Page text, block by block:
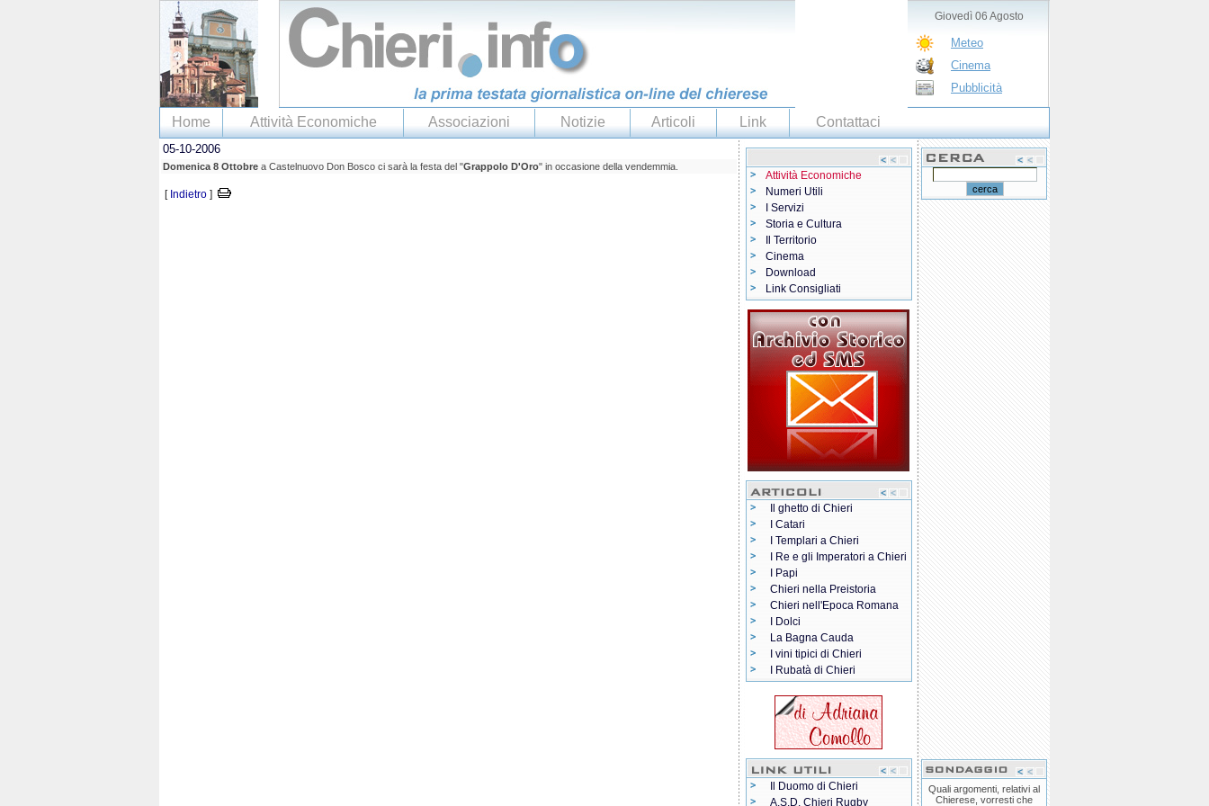
Giovedì 06 Agosto
Meteo
Cinema
Pubblicità
Home Attività Economiche Associazioni Notizie Articoli Link Contattaci
05-10-2006
Domenica 8 Ottobre a Castelnuovo Don Bosco ci sarà la festa del "Grappolo D'Oro" in occasione della vendemmia.
[ Indietro ]
Attività Economiche
Numeri Utili
I Servizi
Storia e Cultura
Il Territorio
Cinema
Download
Link Consigliati
Il ghetto di Chieri
I Catari
I Templari a Chieri
I Re e gli Imperatori a Chieri
I Papi
Chieri nella Preistoria
Chieri nell'Epoca Romana
I Dolci
La Bagna Cauda
I vini tipici di Chieri
I Rubatà di Chieri
Il Duomo di Chieri
A.S.D. Chieri Rugby
Quali argomenti, relativi al
Chierese, vorresti che